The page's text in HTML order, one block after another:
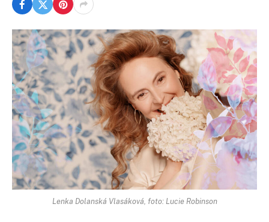
Lenka Dolanská Vlasáková, foto: Lucie Robinson